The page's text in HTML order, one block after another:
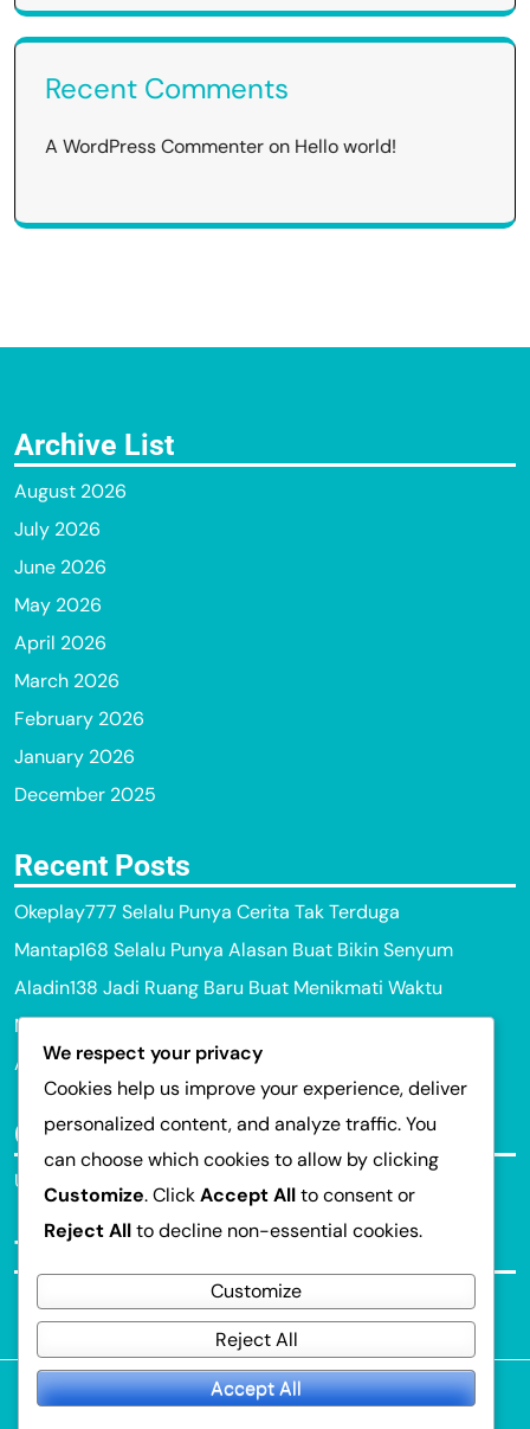
Recent Comments
A WordPress Commenteron Hello world!
Archive List
August 2026
July 2026
June 2026
May 2026
April 2026
March 2026
February 2026
January 2026
December 2025
Recent Posts
Okeplay777 Selalu Punya Cerita Tak Terduga
Mantap168 Selalu Punya Alasan Buat Bikin Senyum
Aladin138 Jadi Ruang Baru Buat Menikmati Waktu
Mantap168 Selalu Bikin Momen Jadi Berarti
Aladin138 Kayak Momen Kecil yang Bikin Hari Berubah
Categories
Uncategorized
Tags
© 2026Portal Game Online. All Rights Reserved.
We respect your privacy
Cookies help us improve your experience, deliver
personalized content, and analyze traffic. You
can choose which cookies to allow by clicking
Customize. ClickAccept Allto consent or
Reject Allto decline non-essential cookies.
Customize
Reject All
Accept All